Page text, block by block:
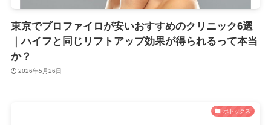
東京でプロファイロが安いおすすめのクリニック6選
｜ハイフと同じリフトアップ効果が得られるって本当
か？
2026年5月26日
ボトックス